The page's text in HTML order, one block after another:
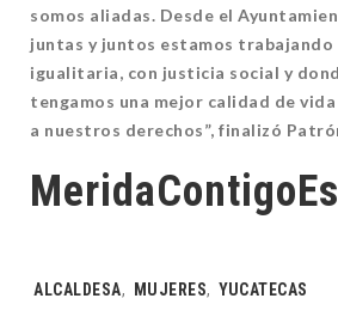
somos aliadas. Desde el
juntas y juntos estamos trabajando
igualitaria, con justicia social y
tengamos una mejor calidad de
a nuestros derechos”, finalizó
Tags:
ALCALDESA, MUJERES, YUCATECAS